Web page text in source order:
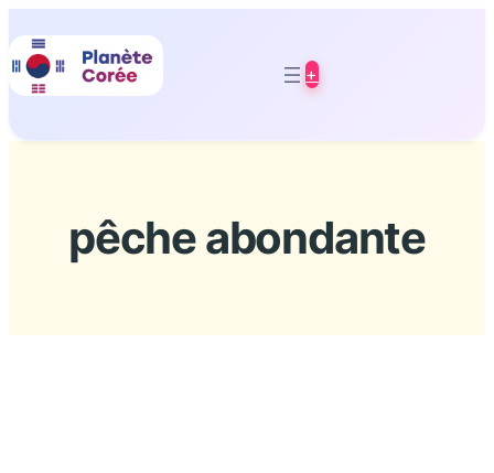
au
contenu
+
pêche abondante